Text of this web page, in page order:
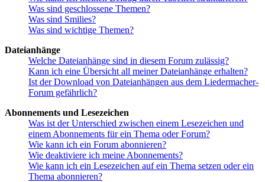
Was sind geschlossene Themen?
Was sind Smilies?
Was sind wichtige Themen?
Dateianhänge
Welche Dateianhänge sind in diesem Forum zulässig?
Kann ich eine Übersicht all meiner Dateianhänge erhalten?
Ist der Download von Dateianhängen aus dem Liedermacher-
Forum gefährlich?
Abonnements und Lesezeichen
Was ist der Unterschied zwischen einem Lesezeichen und
einem Abonnements für ein Thema oder Forum?
Wie kann ich ein Forum abonnieren?
Wie deaktiviere ich meine Abonnements?
Wie kann ich ein Lesezeichen auf ein Thema setzen oder ein
Thema abonnieren?